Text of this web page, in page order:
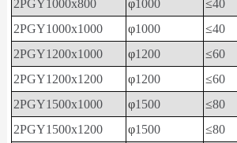
2PGY1000x800
φ1000 ≤40
2PGY1000x1000
φ1000 ≤40
2PGY1200x1000
φ1200 ≤60
2PGY1200x1200
φ1200 ≤60
2PGY1500x1000
φ1500 ≤80
2PGY1500x1200
φ1500 ≤80